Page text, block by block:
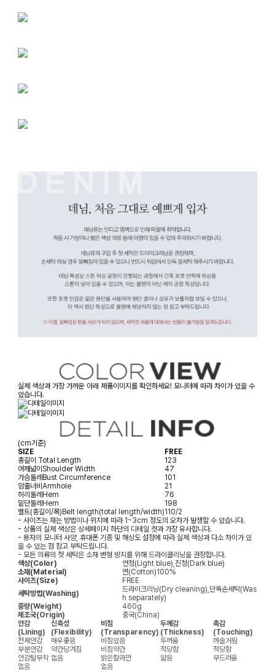
실제 색상과 가장 가까운 아래 제품이미지를 확인하세요! 모니터에 따라 차이가 있을 수
있습니다.
(cm기준)
SIZE
FREE
총길이 Total Length
123
어깨넓이 Shoulder Width
47
가슴둘레 Bust Circumference
101
암홀너비 Armhole
21
허리둘레 Hem
76
밑단둘레 Hem
198
벨트(총길이/폭) Belt length(total length/width)110/2
- 사이즈는 재는 방법이나 위치에 따라 1~3cm 정도의 오차가 발생할 수 있습니다.
- 상품의 실제 색상은 상세페이지 하단의 디테일 컷과 가장 유사합니다.
- 용자의 모니터 사양, 휴대폰 기종 및 해상도 설정에 따라 실제 색상과 다소 차이가 있
을 수 있는 점 참고 부탁드립니다.
- 모든 의류의 첫 세탁은 소재 변형 방지를 위해 드라이클리닝을 권장합니다.
색상(Color)
연청(Light blue),진청(Dark blue)
소재(Material)
면(Cotton)100%
사이즈(Size)
FREE
세탁방법(Washing)
드라이크리닝(Dry cleaning),단독손세탁(Was
h separately)
중량(Weight)
460g
제조국(Origin)
중국(China)
안감
(Lining)
신축성
(Flexibility)
비침
(Transparency)
두께감
(Thickness)
촉감
(Touching)
전체안감
매우좋음 비침있음 두꺼움
까슬거림
부분안감
약간당겨짐 비침약간 적당함
적당함
안감탈부착 없음 밝은칼라만 얇음
부드러움
없음
없음